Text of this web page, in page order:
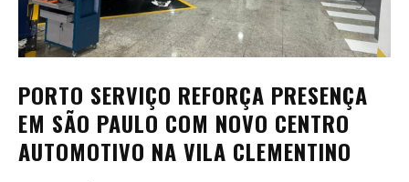
PORTO SERVIÇO REFORÇA PRESENÇA
EM SÃO PAULO COM NOVO CENTRO
AUTOMOTIVO NA VILA CLEMENTINO